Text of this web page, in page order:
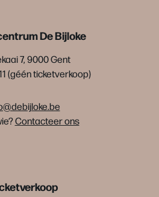
De Bijloke
7, 9000 Gent
(géén ticketverkoop)
Contacteer ons